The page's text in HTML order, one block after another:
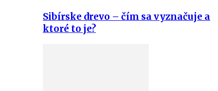
Sibírske drevo – čím sa vyznačuje a
ktoré to je?